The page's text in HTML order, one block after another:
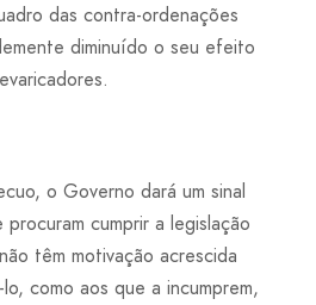
das contra-ordenações
diminuído o seu efeito
o Governo dará um sinal
cumprir a legislação
têm motivação acrescida
como aos que a incumprem,